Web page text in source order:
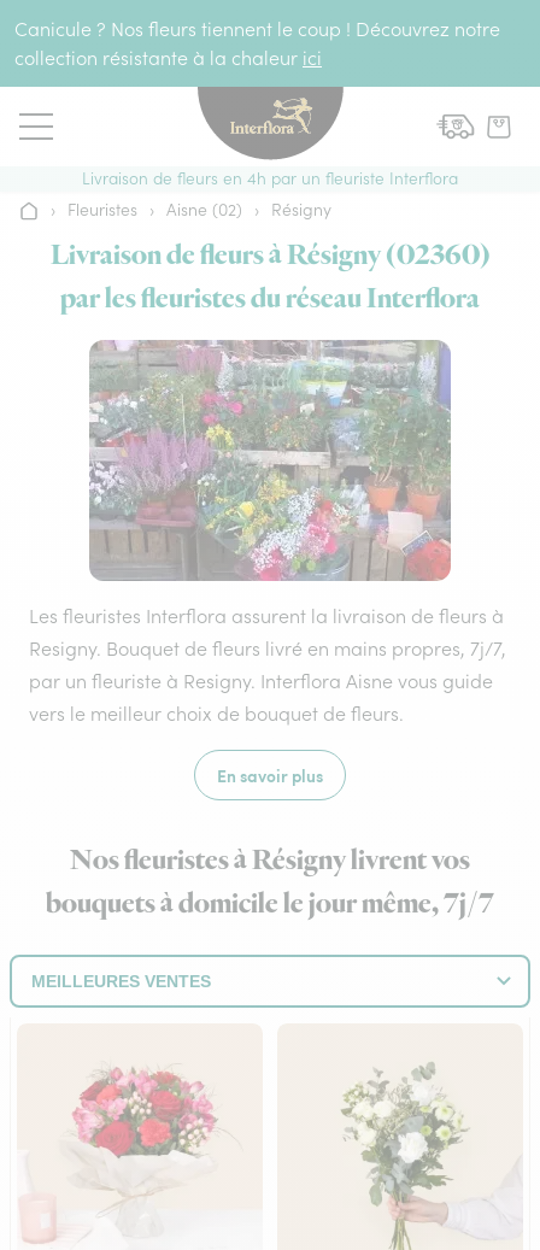
Canicule ? Nos fleurs tiennent le coup ! Découvrez notre
collection résistante à la chaleur ici
Livraison de fleurs en 4h par un fleuriste Interflora
Accueil
› Fleuristes › Aisne (02) › Résigny
Livraison de fleurs à Résigny (02360)
par les fleuristes du réseau Interflora
Les fleuristes Interflora assurent la livraison de fleurs à
Resigny. Bouquet de fleurs livré en mains propres, 7j/7,
par un fleuriste à Resigny. Interflora Aisne vous guide
vers le meilleur choix de bouquet de fleurs.
En savoir plus
Nos fleuristes à Résigny livrent vos
bouquets à domicile le jour même, 7j/7